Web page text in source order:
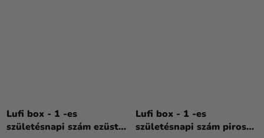
Lufi box - 1 -es
születésnapi szám ezüst
Lufi box - 1 -es
születésnapi szám piros